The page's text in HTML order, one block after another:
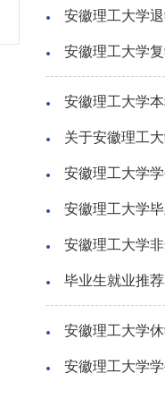
安徽理工大学
安徽理工大学
安徽理工大学
关于安徽理工
安徽理工大学
安徽理工大学
安徽理工大学
毕业生就业推
安徽理工大学
安徽理工大学